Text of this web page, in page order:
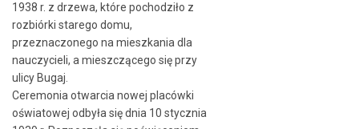
1938 r. z drzewa, które pochodziło z
rozbiórki starego domu,
przeznaczonego na mieszkania dla
nauczycieli, a mieszczącego się przy
ulicy Bugaj.
Ceremonia otwarcia nowej placówki
oświatowej odbyła się dnia 10 stycznia